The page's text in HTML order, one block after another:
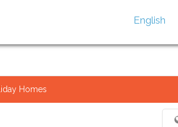
English
Homes